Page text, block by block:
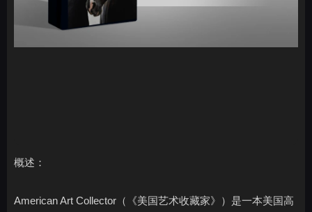
概述：
American Art Collector（《美国艺术收藏家》）是一本美国高